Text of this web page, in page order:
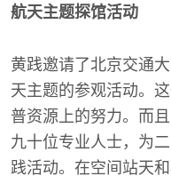
航天主题探馆活动
黄践邀请了北京交通
天主题的参观活动。
普资源上的努力。而
九十位专业人士，为
践活动。在空间站天